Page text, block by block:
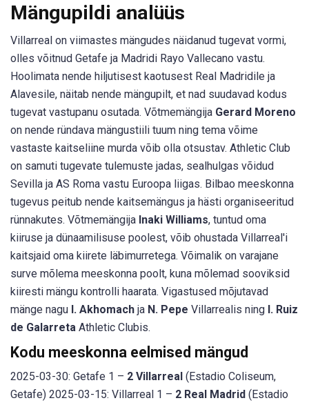
Mängupildi analüüs
Villarreal on viimastes mängudes näidanud tugevat vormi,
olles võitnud Getafe ja Madridi Rayo Vallecano vastu.
Hoolimata nende hiljutisest kaotusest Real Madridile ja
Alavesile, näitab nende mängupilt, et nad suudavad kodus
tugevat vastupanu osutada. Võtmemängija Gerard Moreno
on nende ründava mängustiili tuum ning tema võime
vastaste kaitseliine murda võib olla otsustav. Athletic Club
on samuti tugevate tulemuste jadas, sealhulgas võidud
Sevilla ja AS Roma vastu Euroopa liigas. Bilbao meeskonna
tugevus peitub nende kaitsemängus ja hästi organiseeritud
rünnakutes. Võtmemängija Inaki Williams, tuntud oma
kiiruse ja dünaamilisuse poolest, võib ohustada Villarreal'i
kaitsjaid oma kiirete läbimurretega. Võimalik on varajane
surve mõlema meeskonna poolt, kuna mõlemad sooviksid
kiiresti mängu kontrolli haarata. Vigastused mõjutavad
mänge nagu I. Akhomach ja N. Pepe Villarrealis ning I. Ruiz
de Galarreta Athletic Clubis.
Kodu meeskonna eelmised mängud
2025-03-30: Getafe 1 – 2 Villarreal (Estadio Coliseum,
Getafe) 2025-03-15: Villarreal 1 – 2 Real Madrid (Estadio